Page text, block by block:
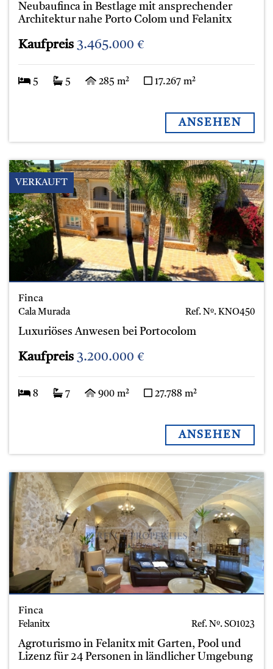
Neubaufinca in Bestlage mit ansprechender
Architektur nahe Porto Colom und Felanitx
Kaufpreis 3.465.000 €
5 5 285 m² 17.267 m²
ANSEHEN
VERKAUFT
Finca
Cala Murada Ref. Nº. KNO450
Luxuriöses Anwesen bei Portocolom
Kaufpreis 3.200.000 €
8 7 900 m² 27.788 m²
ANSEHEN
Finca
Felanitx Ref. Nº. SO1023
Agroturismo in Felanitx mit Garten, Pool und
Lizenz für 24 Personen in ländlicher Umgebung